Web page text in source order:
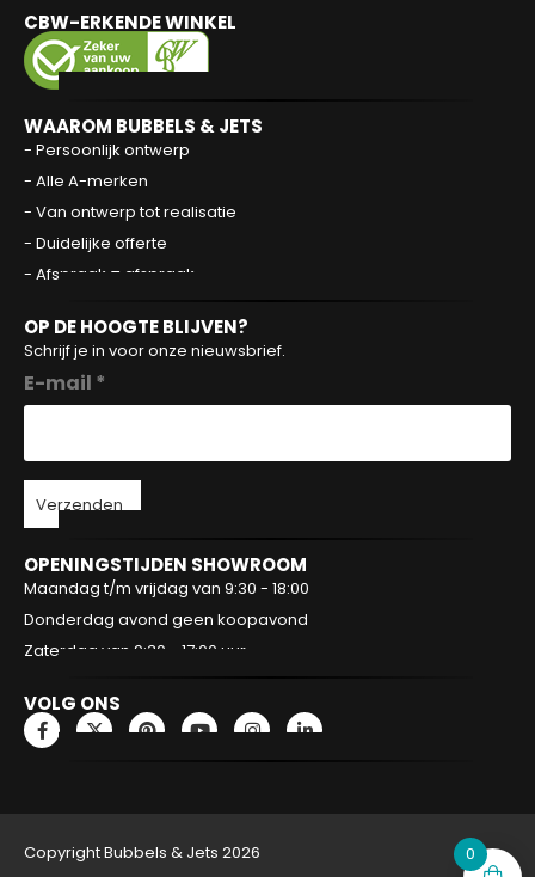
CBW-ERKENDE WINKEL
WAAROM BUBBELS & JETS
- Persoonlijk ontwerp
- Alle A-merken
- Van ontwerp tot realisatie
- Duidelijke offerte
- Afspraak = afspraak
OP DE HOOGTE BLIJVEN?
Schrijf je in voor onze nieuwsbrief.
E-mail *
Verzenden
OPENINGSTIJDEN SHOWROOM
Maandag t/m vrijdag van 9:30 - 18:00
Donderdag avond geen koopavond
Zaterdag van 9:30 - 17:00 uur
VOLG ONS
Copyright Bubbels & Jets 2026
0